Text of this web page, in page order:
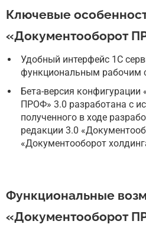
Ключевые
«Документооборот
Удобный интерфейс 1С
функциональным рабочим
Бета-версия
ПРОФ» 3.0 разработана с
полученного в ходе
редакции 3.0
«Документооборот
Функциональные
«Документооборот